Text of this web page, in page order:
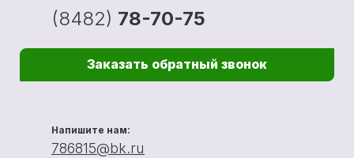
(8482) 78-70-75
Заказать обратный звонок
Напишите нам:
786815@bk.ru